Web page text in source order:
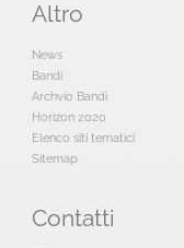
Altro
News
Bandi
Archvio Bandi
Horizon 2020
Elenco siti tematici
Sitemap
Contatti